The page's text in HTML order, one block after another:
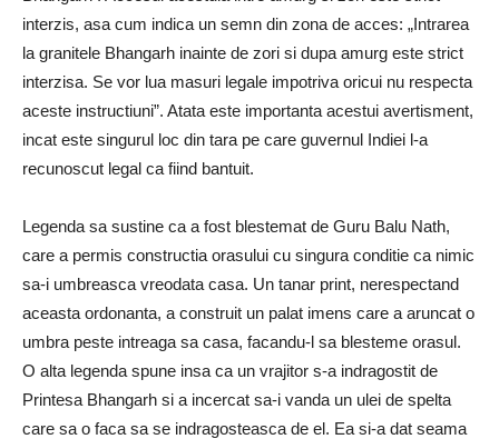
interzis, asa cum indica un semn din zona de acces: „Intrarea
la granitele Bhangarh inainte de zori si dupa amurg este strict
interzisa. Se vor lua masuri legale impotriva oricui nu respecta
aceste instructiuni”. Atata este importanta acestui avertisment,
incat este singurul loc din tara pe care guvernul Indiei l-a
recunoscut legal ca fiind bantuit.
Legenda sa sustine ca a fost blestemat de Guru Balu Nath,
care a permis constructia orasului cu singura conditie ca nimic
sa-i umbreasca vreodata casa. Un tanar print, nerespectand
aceasta ordonanta, a construit un palat imens care a aruncat o
umbra peste intreaga sa casa, facandu-l sa blesteme orasul.
O alta legenda spune insa ca un vrajitor s-a indragostit de
Printesa Bhangarh si a incercat sa-i vanda un ulei de spelta
care sa o faca sa se indragosteasca de el. Ea si-a dat seama